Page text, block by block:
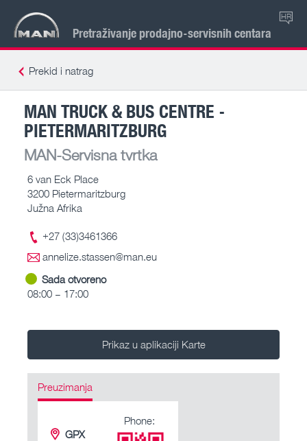
Pretraživanje prodajno-servisnih centara
HR
Prekid i natrag
MAN TRUCK & BUS CENTRE -
PIETERMARITZBURG
MAN-Servisna tvrtka
6 van Eck Place
3200 Pietermaritzburg
Južna Afrika
+27 (33)3461366
annelize.stassen@man.eu
Sada otvoreno
08:00 – 17:00
Prikaz u aplikaciji Karte
Preuzimanja
GPX
Phone: